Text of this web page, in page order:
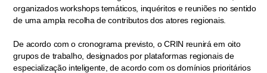
organizados workshops temáticos, inquéritos e reuniões no sentido
de uma ampla recolha de contributos dos atores regionais.
De acordo com o cronograma previsto, o CRIN reunirá em oito
grupos de trabalho, designados por plataformas regionais de
especialização inteligente, de acordo com os domínios prioritários